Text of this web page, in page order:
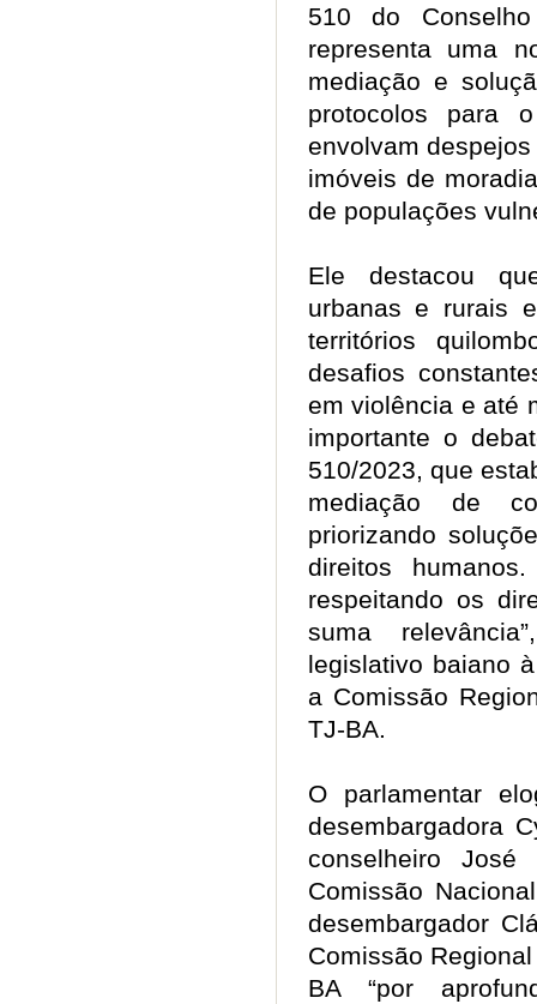
510 do
representa uma
mediação e
protocolos para
envolvam
imóveis de
de populações
Ele destacou
urbanas e rurais
territórios
desafios
em violência e até
importante o
510/2023, que
mediação de
priorizando
direitos
respeitando os
suma
legislativo baiano
a Comissão
TJ-BA.
O parlamentar
desembargadora
conselheiro José
Comissão
desembargador
Comissão
BA “por